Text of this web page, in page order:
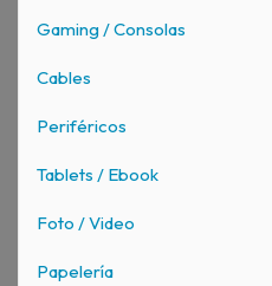
Gaming / Consolas
Cables
Periféricos
Tablets / Ebook
Foto / Video
Papelería